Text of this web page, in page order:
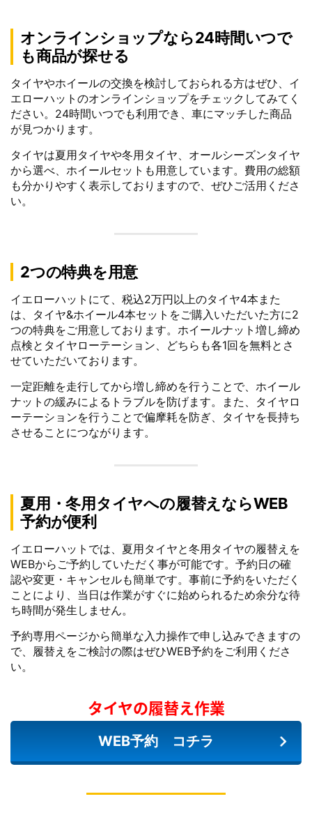
オンラインショップなら24時間いつで
も商品が探せる
タイヤやホイールの交換を検討しておられる方はぜひ、イ
エローハットのオンラインショップをチェックしてみてく
ださい。24時間いつでも利用でき、車にマッチした商品
が見つかります。
タイヤは夏用タイヤや冬用タイヤ、オールシーズンタイヤ
から選べ、ホイールセットも用意しています。費用の総額
も分かりやすく表示しておりますので、ぜひご活用くださ
い。
2つの特典を用意
イエローハットにて、税込2万円以上のタイヤ4本また
は、タイヤ&ホイール4本セットをご購入いただいた方に2
つの特典をご用意しております。ホイールナット増し締め
点検とタイヤローテーション、どちらも各1回を無料とさ
せていただいております。
一定距離を走行してから増し締めを行うことで、ホイール
ナットの緩みによるトラブルを防げます。また、タイヤロ
ーテーションを行うことで偏摩耗を防ぎ、タイヤを長持ち
させることにつながります。
夏用・冬用タイヤへの履替えならWEB
予約が便利
イエローハットでは、夏用タイヤと冬用タイヤの履替えを
WEBからご予約していただく事が可能です。予約日の確
認や変更・キャンセルも簡単です。事前に予約をいただく
ことにより、当日は作業がすぐに始められるため余分な待
ち時間が発生しません。
予約専用ページから簡単な入力操作で申し込みできますの
で、履替えをご検討の際はぜひWEB予約をご利用くださ
い。
タイヤの履替え作業
WEB予約 コチラ